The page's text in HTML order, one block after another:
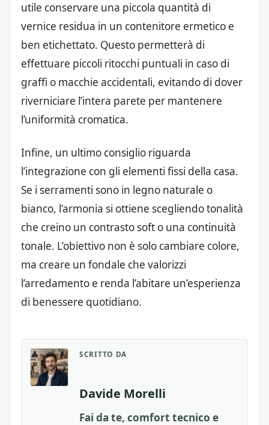
utile conservare una piccola quantità di
vernice residua in un contenitore ermetico e
ben etichettato. Questo permetterà di
effettuare piccoli ritocchi puntuali in caso di
graffi o macchie accidentali, evitando di dover
riverniciare l’intera parete per mantenere
l’uniformità cromatica.
Infine, un ultimo consiglio riguarda
l’integrazione con gli elementi fissi della casa.
Se i serramenti sono in legno naturale o
bianco, l’armonia si ottiene scegliendo tonalità
che creino un contrasto soft o una continuità
tonale. L’obiettivo non è solo cambiare colore,
ma creare un fondale che valorizzi
l’arredamento e renda l’abitare un’esperienza
di benessere quotidiano.
SCRITTO DA
Davide Morelli
Fai da te, comfort tecnico e